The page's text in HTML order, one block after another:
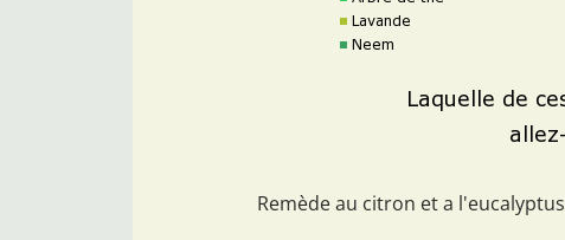
Remède au citron et a l'eucalyptus